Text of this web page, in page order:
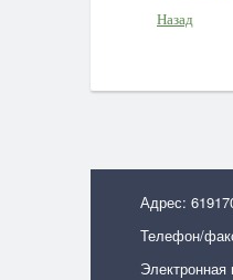
Назад
Адрес:
Телефон/
Электронная